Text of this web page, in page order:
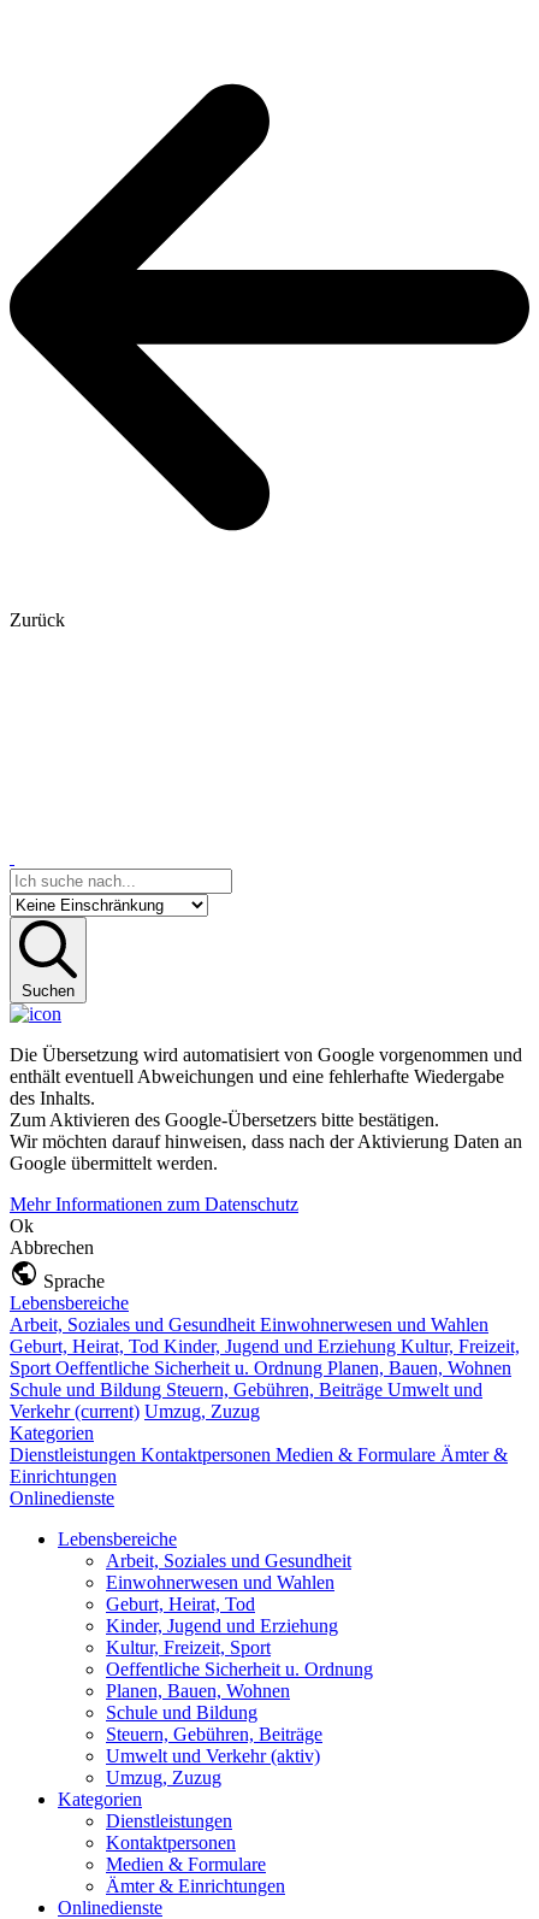
Zurück
Suchen
Die Übersetzung wird automatisiert von Google vorgenommen und
enthält eventuell Abweichungen und eine fehlerhafte Wiedergabe
des Inhalts.
Zum Aktivieren des Google-Übersetzers bitte bestätigen.
Wir möchten darauf hinweisen, dass nach der Aktivierung Daten an
Google übermittelt werden.
Mehr Informationen zum Datenschutz
Ok
Abbrechen
Sprache
Lebensbereiche
Arbeit, Soziales und Gesundheit Einwohnerwesen und Wahlen
Geburt, Heirat, Tod Kinder, Jugend und Erziehung Kultur, Freizeit,
Sport Oeffentliche Sicherheit u. Ordnung Planen, Bauen, Wohnen
Schule und Bildung Steuern, Gebühren, Beiträge Umwelt und
Verkehr(current) Umzug, Zuzug
Kategorien
Dienstleistungen Kontaktpersonen Medien & Formulare Ämter &
Einrichtungen
Onlinedienste
Lebensbereiche
Arbeit, Soziales und Gesundheit
Einwohnerwesen und Wahlen
Geburt, Heirat, Tod
Kinder, Jugend und Erziehung
Kultur, Freizeit, Sport
Oeffentliche Sicherheit u. Ordnung
Planen, Bauen, Wohnen
Schule und Bildung
Steuern, Gebühren, Beiträge
Umwelt und Verkehr(aktiv)
Umzug, Zuzug
Kategorien
Dienstleistungen
Kontaktpersonen
Medien & Formulare
Ämter & Einrichtungen
Onlinedienste